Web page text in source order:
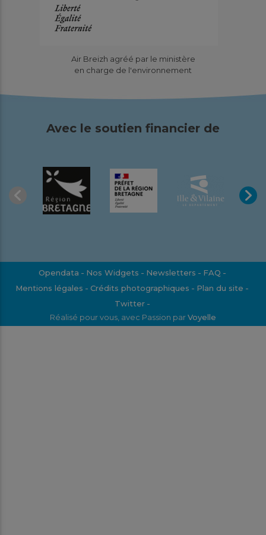
Air Breizh agréé par le ministère
en charge de l'environnement
Avec le soutien financier de
Opendata Nos Widgets Newsletters
FAQ
Mentions légales
Crédits photographiques
Plan du site
Twitter
Réalisé pour vous, avec Passion parVoyelle